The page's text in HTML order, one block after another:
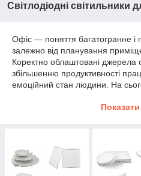
Світлодіодні світильники
Офіс — поняття багатогранне і
залежно від планування
Коректно облаштовані джерела
збільшенню продуктивності
емоційний стан людини. На
характер роботи. У каталозі